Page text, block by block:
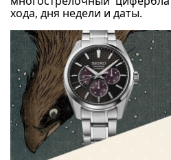
хода, дня недели и даты.